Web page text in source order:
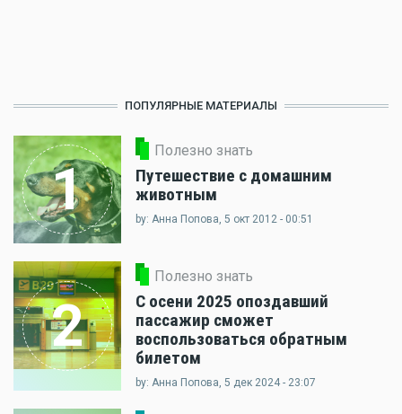
ПОПУЛЯРНЫЕ МАТЕРИАЛЫ
1
Полезно знать
Путешествие с домашним
животным
by: Анна Попова, 5 окт 2012 - 00:51
2
Полезно знать
С осени 2025 опоздавший
пассажир сможет
воспользоваться обратным
билетом
by: Анна Попова, 5 дек 2024 - 23:07